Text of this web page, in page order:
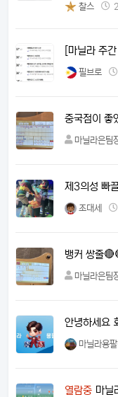
찰스
[마닐라 주
필브로
중국점이 좋
마닐라은팀
제3의성 빠
조대세
뱅커 쌍줄
마닐라은팀
안녕하세요
마닐라용팔
열람중 마닐